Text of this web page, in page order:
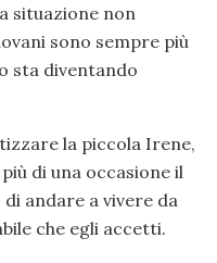
situazione non
sono sempre più
sta diventando
la piccola Irene,
di una occasione il
andare a vivere da
che egli accetti.